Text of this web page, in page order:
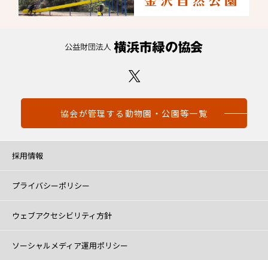
協会が管理する動物園・公園等一覧
採用情報
プライバシーポリシー
ウェブアクセシビリティ方針
ソーシャルメディア運用ポリシー